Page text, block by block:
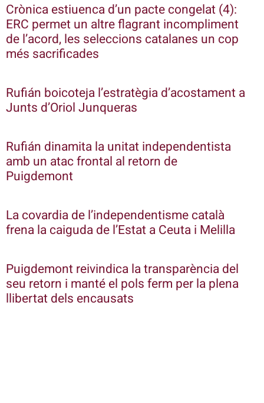
Crònica estiuenca d’un pacte congelat (4):
ERC permet un altre flagrant incompliment
de l’acord, les seleccions catalanes un cop
més sacrificades
Rufián boicoteja l’estratègia d’acostament a
Junts d’Oriol Junqueras
Rufián dinamita la unitat independentista
amb un atac frontal al retorn de
Puigdemont
La covardia de l’independentisme català
frena la caiguda de l’Estat a Ceuta i Melilla
Puigdemont reivindica la transparència del
seu retorn i manté el pols ferm per la plena
llibertat dels encausats